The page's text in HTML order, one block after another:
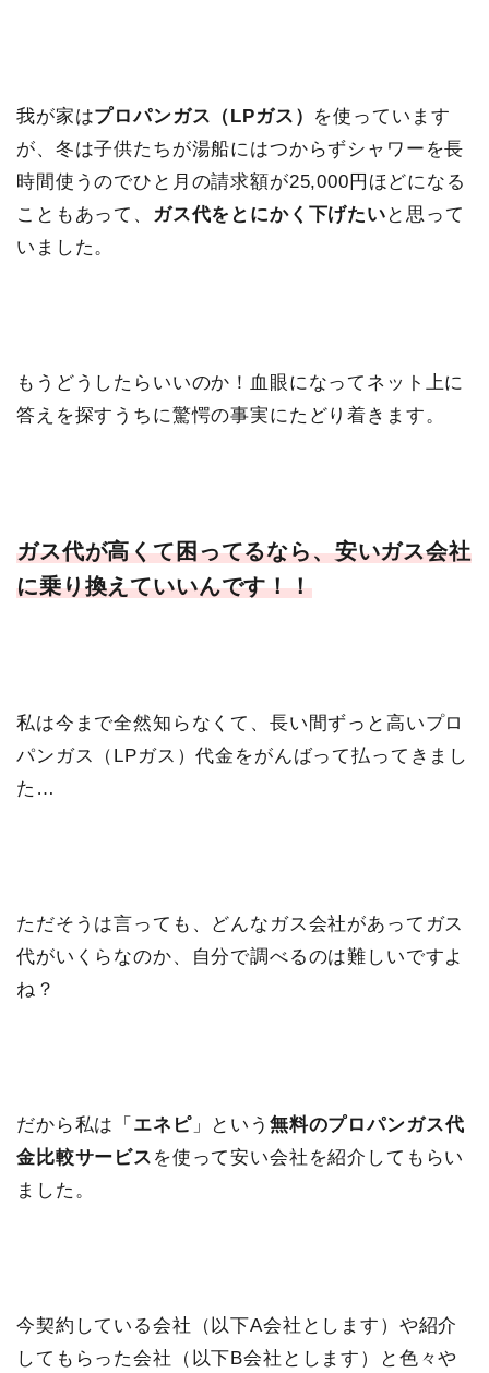
我が家はプロパンガス（LPガス） を使っています
が、冬は子供たちが湯船にはつからずシャワーを長
時間使うのでひと月の請求額が25,000円ほどになる
こともあって、
ガス代をとにかく下げたい と思って
いました。
もうどうしたらいいのか！血眼になってネット上に
答えを探すうちに驚愕の事実にたどり着きます。
ガス代が高くて困ってるなら、安いガス会社
に乗り換えていいんです！！
私は今まで全然知らなくて、長い間ずっと高いプロ
パンガス（LPガス）代金をがんばって払ってきまし
た…
ただそうは言っても、どんなガス会社があってガス
代がいくらなのか、自分で調べるのは難しいですよ
ね？
だから私は「 エネピ」という 無料のプロパンガス代
金比較サービス を使って安い会社を紹介してもらい
ました。
今契約している会社（以下A会社とします）や紹介
してもらった会社（以下B会社とします）と色々や